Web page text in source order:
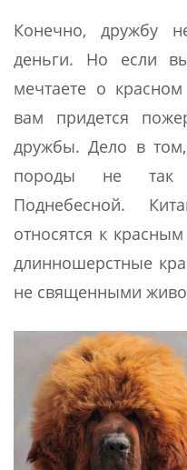
Конечно, дружбу
деньги. Но если
мечтаете о
вам придется
дружбы. Дело в
породы не так
Поднебесной.
относятся к
длинношерстные
не священными